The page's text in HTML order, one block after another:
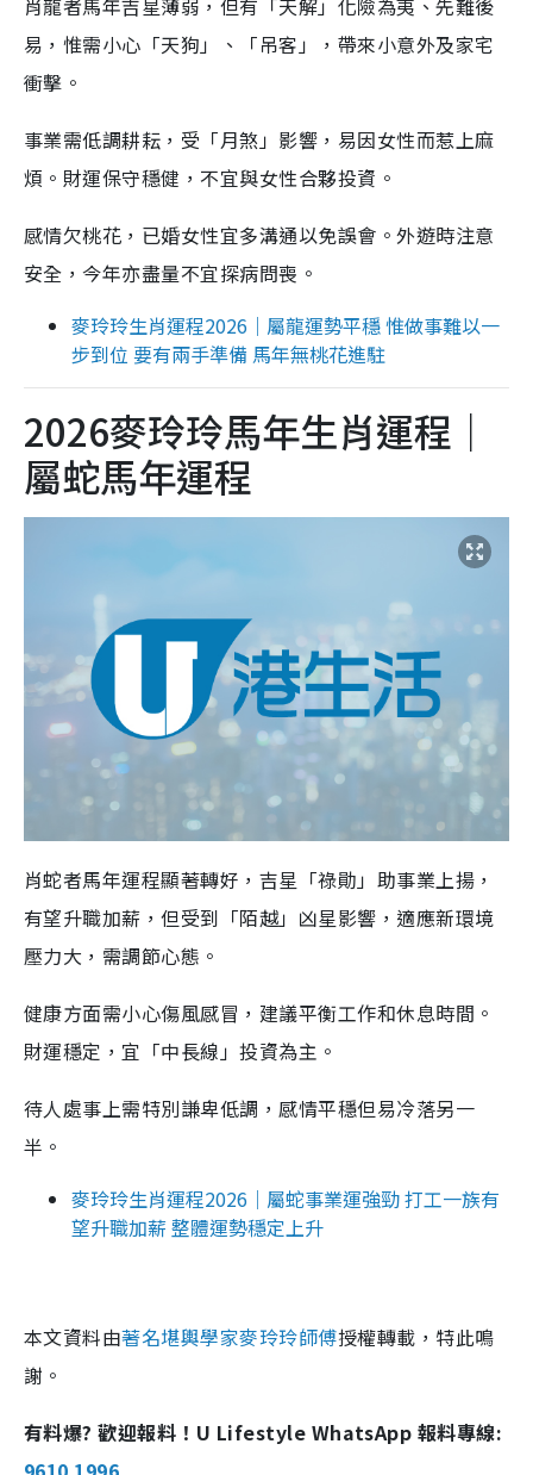
肖龍者馬年吉星薄弱，但有「天解」化險為夷、先難後
易，惟需小心「天狗」、「吊客」，帶來小意外及家宅
衝擊。
事業需低調耕耘，受「月煞」影響，易因女性而惹上麻
煩。財運保守穩健，不宜與女性合夥投資。
感情欠桃花，已婚女性宜多溝通以免誤會。外遊時注意
安全，今年亦盡量不宜探病問喪。
麥玲玲生肖運程2026｜屬龍運勢平穩 惟做事難以一
步到位 要有兩手準備 馬年無桃花進駐
2026麥玲玲馬年生肖運程｜
屬蛇馬年運程
肖蛇者馬年運程顯著轉好，吉星「祿勛」助事業上揚，
有望升職加薪，但受到「陌越」凶星影響，適應新環境
壓力大，需調節心態。
健康方面需小心傷風感冒，建議平衡工作和休息時間。
財運穩定，宜「中長線」投資為主。
待人處事上需特別謙卑低調，感情平穩但易冷落另一
半。
麥玲玲生肖運程2026｜屬蛇事業運強勁 打工一族有
望升職加薪 整體運勢穩定上升
本文資料由著名堪輿學家麥玲玲師傅授權轉載，特此鳴
謝。
有料爆? 歡迎報料！U Lifestyle WhatsApp 報料專線: